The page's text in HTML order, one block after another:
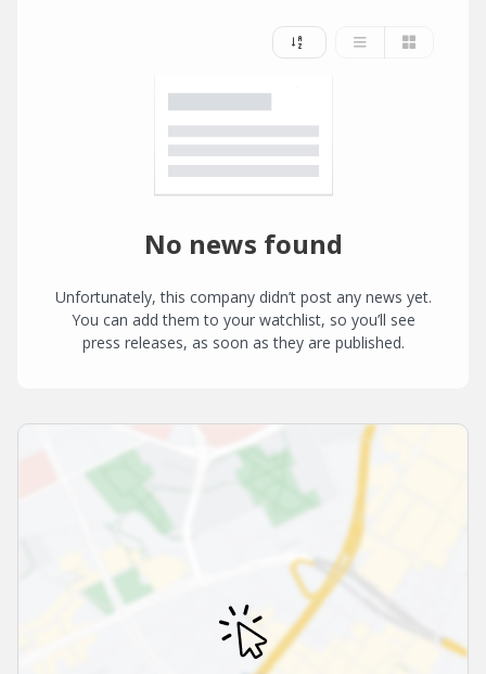
No news found
Unfortunately, this company didn’t post any news yet.
You can add them to your watchlist, so you’ll see
press releases, as soon as they are published.